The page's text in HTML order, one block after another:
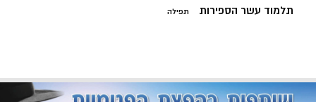
תלמוד עשר הספירות תפילה